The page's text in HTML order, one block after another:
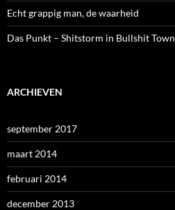
Echt grappig man, de waarheid
Das Punkt – Shitstorm in Bullshit Town
ARCHIEVEN
september 2017
maart 2014
februari 2014
december 2013